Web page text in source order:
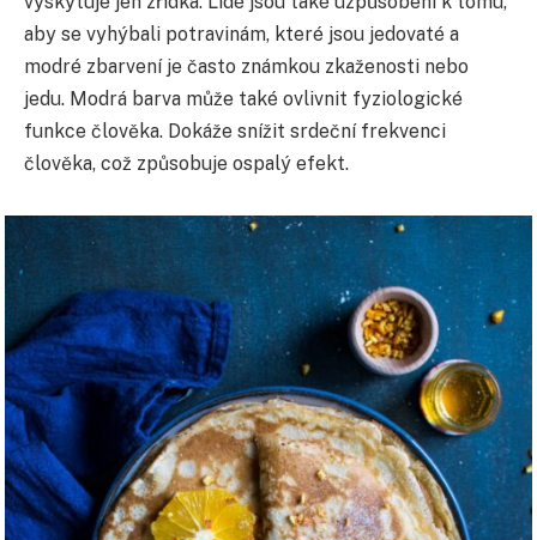
aby se vyhýbali potravinám, které jsou jedovaté a
modré zbarvení je často známkou zkaženosti nebo
jedu. Modrá barva může také ovlivnit fyziologické
funkce člověka. Dokáže snížit srdeční frekvenci
člověka, což způsobuje ospalý efekt.